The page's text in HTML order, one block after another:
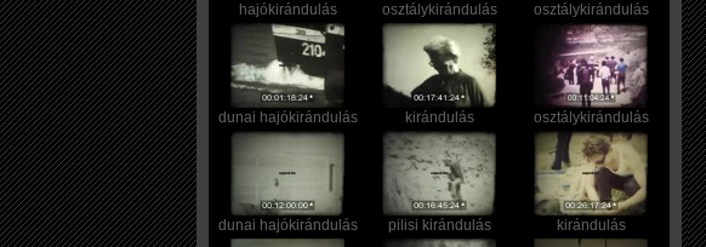
hajókirándulás osztálykirándulás osztálykirándulás
dunai hajókirándulás kirándulás osztálykirándulás
dunai hajókirándulás pilisi kirándulás kirándulás